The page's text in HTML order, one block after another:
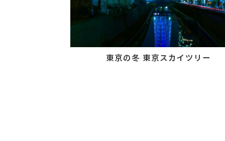
東京の冬 東京スカイツリー